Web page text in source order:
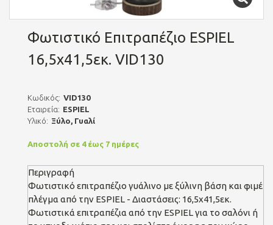
Φωτιστικό Επιτραπέζιο ESPIEL
16,5x41,5εκ. VID130
Κωδικός: VID130
Εταιρεία: ESPIEL
Υλικό: Ξύλο, Γυαλί
Αποστολή σε 4 έως 7 ημέρες
Περιγραφή
Φωτιστικό επιτραπέζιο γυάλινο με ξύλινη βάση και φιμέ
πλέγμα από την ESPIEL - Διαστάσεις: 16,5x41,5εκ.
Φωτιστικά επιτραπέζια από την ESPIEL για το σαλόνι ή